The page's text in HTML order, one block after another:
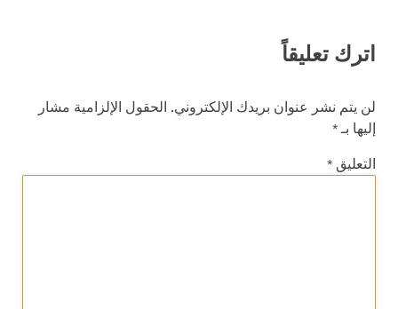
اترك تعليقاً
لن يتم نشر عنوان بريدك الإلكتروني. الحقول الإلزامية مشار
إليها بـ *
التعليق *